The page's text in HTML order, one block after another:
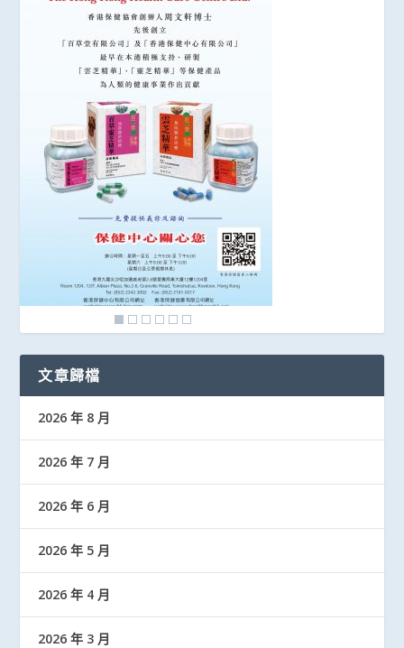
文章歸檔
2026 年 8 月
2026 年 7 月
2026 年 6 月
2026 年 5 月
2026 年 4 月
2026 年 3 月